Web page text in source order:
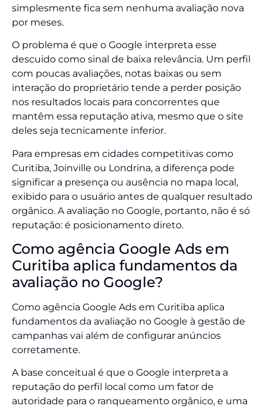
simplesmente fica sem nenhuma avaliação nova
por meses.
O problema é que o Google interpreta esse
descuido como sinal de baixa relevância. Um perfil
com poucas avaliações, notas baixas ou sem
interação do proprietário tende a perder posição
nos resultados locais para concorrentes que
mantêm essa reputação ativa, mesmo que o site
deles seja tecnicamente inferior.
Para empresas em cidades competitivas como
Curitiba, Joinville ou Londrina, a diferença pode
significar a presença ou ausência no mapa local,
exibido para o usuário antes de qualquer resultado
orgânico. A avaliação no Google, portanto, não é só
reputação: é posicionamento direto.
Como agência Google Ads em
Curitiba aplica fundamentos da
avaliação no Google?
Como agência Google Ads em Curitiba aplica
fundamentos da avaliação no Google à gestão de
campanhas vai além de configurar anúncios
corretamente.
A base conceitual é que o Google interpreta a
reputação do perfil local como um fator de
autoridade para o ranqueamento orgânico, e uma